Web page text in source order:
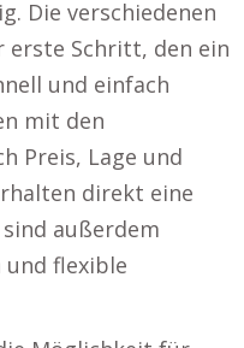
Die verschiedenen
Schritt, den ein
und einfach
mit den
Preis, Lage und
direkt eine
außerdem
flexible